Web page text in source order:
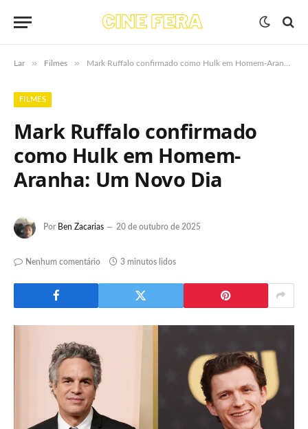
Lar » Filmes » Mark Ruffalo confirmado como Hulk em Homem-Aranha: Um Novo Dia
FILMES
Mark Ruffalo confirmado
como Hulk em Homem-
Aranha: Um Novo Dia
Por Ben Zacarias 20 de outubro de 2025
Nenhum comentário 3 minutos lidos